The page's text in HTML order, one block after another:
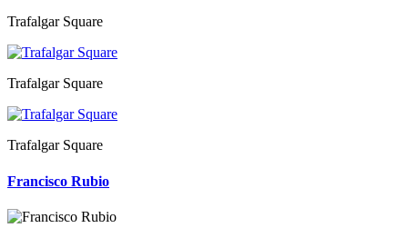
Trafalgar Square
Trafalgar Square
Trafalgar Square
Francisco Rubio